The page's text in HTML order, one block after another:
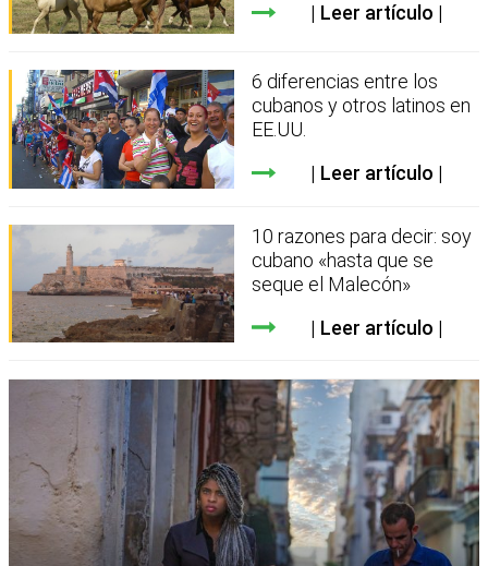
Leer artículo
6 diferencias entre los
cubanos y otros latinos en
EE.UU.
Leer artículo
10 razones para decir: soy
cubano «hasta que se
seque el Malecón»
Leer artículo